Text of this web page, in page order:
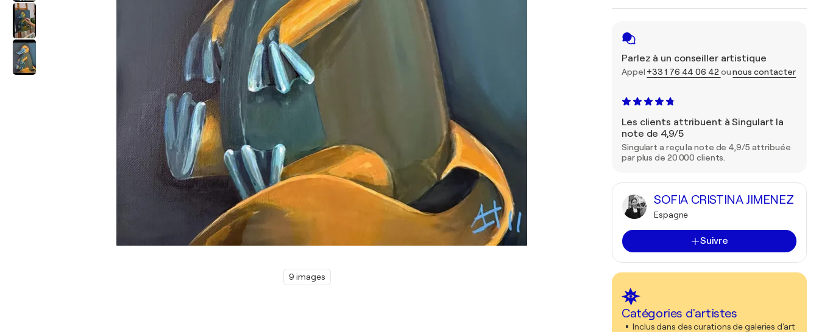
9 images
Parlez à un conseiller artistique
Appel +33 1 76 44 06 42 ounous contacter
Les clients attribuent à Singulart la
note de 4,9/5
Singulart a reçu la note de 4,9/5 attribuée
par plus de 20 000 clients.
SOFIA CRISTINA JIMENEZ
Espagne
Suivre
Catégories d'artistes
Inclus dans des curations de galeries d'art